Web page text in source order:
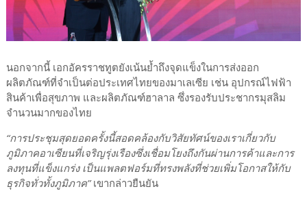
นอกจากนี้ เอกอัครราชทูตยังเน้นย้ำถึงจุดแข็งในการส่งออก
ผลิตภัณฑ์ที่จำเป็นต่อประเทศไทยของมาเลเซีย เช่น อุปกรณ์ไฟฟ้า
สินค้าเพื่อสุขภาพ และผลิตภัณฑ์ฮาลาล ซึ่งรองรับประชากรมุสลิม
จำนวนมากของไทย
“การประชุมสุดยอดครั้งนี้สอดคล้องกับวิสัยทัศน์ของเราเกี่ยวกับ
ภูมิภาคอาเซียนที่เจริญรุ่งเรืองซึ่งเชื่อมโยงถึงกันผ่านการค้าและการ
ลงทุนที่แข็งแกร่ง เป็นแพลตฟอร์มที่ทรงพลังที่ช่วยเพิ่มโอกาสให้กับ
ธุรกิจทั่วทั้งภูมิภาค”เขากล่าวยืนยัน